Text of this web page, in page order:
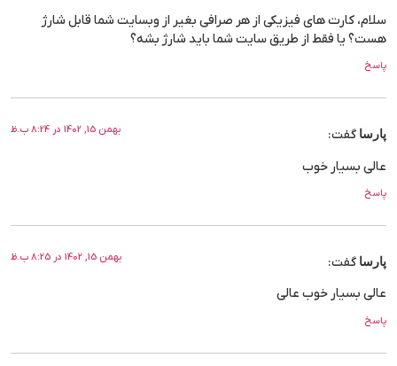
سلام، کارت های فیزیکی از هر صرافی بغیر از وبسایت شما قابل شارژ
هست؟ یا فقط از طریق سایت شما باید شارژ بشه؟
پاسخ
پارسا گفت: بهمن 15, 1402 در 8:24 ب.ظ
عالی بسیار خوب
پاسخ
پارسا گفت: بهمن 15, 1402 در 8:25 ب.ظ
عالی بسیار خوب عالی
پاسخ